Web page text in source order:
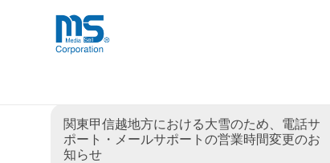
海外事業部が取り揃えている海
関東甲信越地方における大雪のため、電話サ
ポート・メールサポートの営業時間変更のお
知らせ